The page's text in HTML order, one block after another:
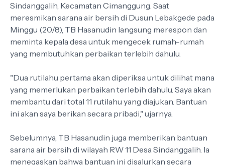
Sindanggalih, Kecamatan Cimanggung. Saat
meresmikan sarana air bersih di Dusun Lebakgede pada
Minggu (20/8), TB Hasanudin langsung merespon dan
meminta kepala desa untuk mengecek rumah-rumah
yang membutuhkan perbaikan terlebih dahulu.
"Dua rutilahu pertama akan diperiksa untuk dilihat mana
yang memerlukan perbaikan terlebih dahulu. Saya akan
membantu dari total 11 rutilahu yang diajukan. Bantuan
ini akan saya berikan secara pribadi," ujarnya.
Sebelumnya, TB Hasanudin juga memberikan bantuan
sarana air bersih di wilayah RW 11 Desa Sindanggalih. Ia
menegaskan bahwa bantuan ini disalurkan secara